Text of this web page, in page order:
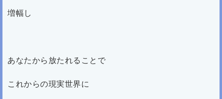
増幅し
あなたから放たれることで
これからの現実世界に